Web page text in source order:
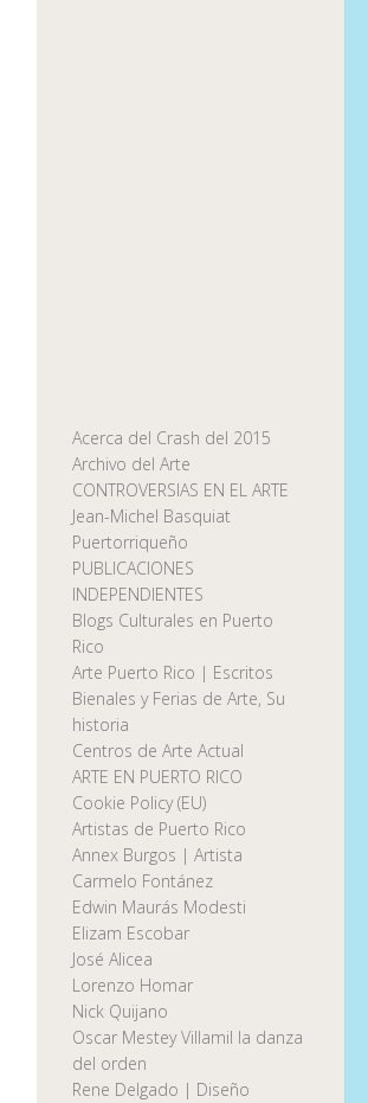
Acerca del Crash del 2015
Archivo del Arte
CONTROVERSIAS EN EL ARTE
Jean-Michel Basquiat
Puertorriqueño
PUBLICACIONES
INDEPENDIENTES
Blogs Culturales en Puerto
Rico
Arte Puerto Rico | Escritos
Bienales y Ferias de Arte, Su
historia
Centros de Arte Actual
ARTE EN PUERTO RICO
Cookie Policy (EU)
Artistas de Puerto Rico
Annex Burgos | Artista
Carmelo Fontánez
Edwin Maurás Modesti
Elizam Escobar
José Alicea
Lorenzo Homar
Nick Quijano
Oscar Mestey Villamil la danza
del orden
Rene Delgado | Diseño